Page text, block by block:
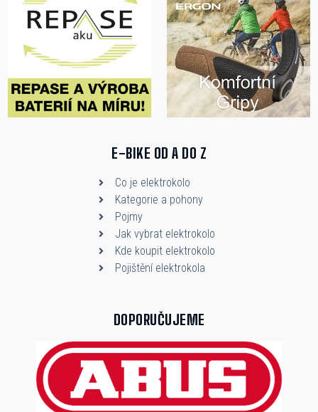
E-BIKE OD A DO Z
Co je elektrokolo
Kategorie a pohony
Pojmy
Jak vybrat elektrokolo
Kde koupit elektrokolo
Pojištění elektrokola
DOPORUČUJEME